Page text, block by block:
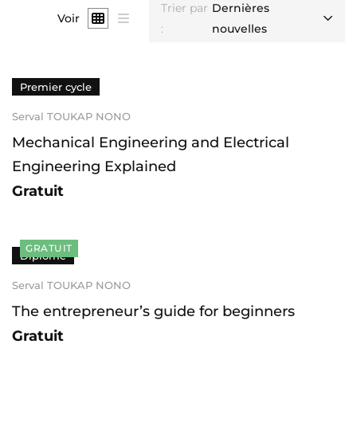
Voir
Trier par
:
Dernières
nouvelles
Premier cycle
Serval TOUKAP NONO
Mechanical Engineering and Electrical
Engineering Explained
Gratuit
GRATUIT
Diplômé
Serval TOUKAP NONO
The entrepreneur’s guide for beginners
Gratuit